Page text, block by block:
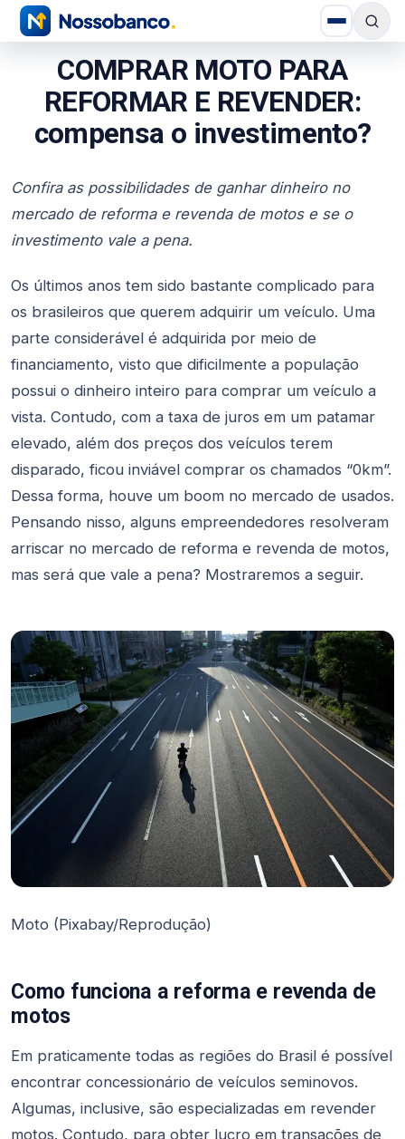
COMPRAR MOTO PARA
REFORMAR E REVENDER:
compensa o investimento?
Confira as possibilidades de ganhar dinheiro no
mercado de reforma e revenda de motos e se o
investimento vale a pena.
Os últimos anos tem sido bastante complicado para
os brasileiros que querem adquirir um veículo. Uma
parte considerável é adquirida por meio de
financiamento, visto que dificilmente a população
possui o dinheiro inteiro para comprar um veículo a
vista. Contudo, com a taxa de juros em um patamar
elevado, além dos preços dos veículos terem
disparado, ficou inviável comprar os chamados “0km”.
Dessa forma, houve um boom no mercado de usados.
Pensando nisso, alguns empreendedores resolveram
arriscar no mercado de reforma e revenda de motos,
mas será que vale a pena? Mostraremos a seguir.
Moto (Pixabay/Reprodução)
Como funciona a reforma e revenda de
motos
Em praticamente todas as regiões do Brasil é possível
encontrar concessionário de veículos seminovos.
Algumas, inclusive, são especializadas em revender
motos. Contudo, para obter lucro em transações de